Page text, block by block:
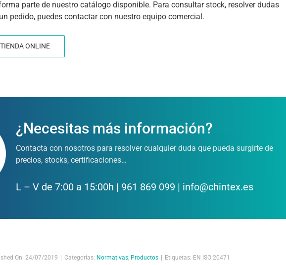
parte de nuestro catálogo disponible. Para consultar stock, resolver dudas
pedido, puedes contactar con nuestro equipo comercial.
ONLINE
¿Necesitas más información?
Contacta con nosotros para resolver cualquier duda que pueda surgirte de
precios, stocks, certificaciones…
L – V de 7:00 a 15:00h | 961 869 099 | info@chintex.es
On: 24/07/2019 | Categorías: Normativas, Productos | Etiquetas: EN ISO 20471